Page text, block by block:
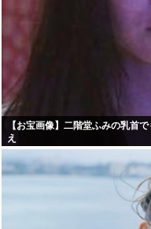
【お宝画像】二階堂ふみの乳首
え